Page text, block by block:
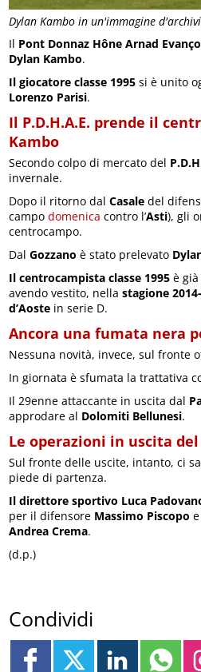
Dylan Kambo in un'immagine
Il Pont Donnaz Hône Arnad
Dylan Kambo.
Il giocatore classe 1995 si è unito
Lorenzo Parisi.
Il P.D.H.A.E. prende il
Kambo
Secondo colpo di mercato del
invernale.
Dopo il ritorno dalCasale del
campodomenica contro l’Asti), gli
centrocampo.
DalGozzano è stato prelevato
Il centrocampista classe 1995 è
avendo vestito, nellastagione
d’Aoste in serie D.
Ancora una fumata nera
Nessuna novità, invece, sul fronte
In giornata è sfumata la trattativa
Il 29enne attaccante in uscita dal
approdare al Dolomiti Bellunesi.
Le operazioni in uscita del
Sul fronte delle uscite, intanto, ci
piede di partenza.
Il direttore sportivo Luca
per il difensore Massimo Piscopo
Andrea Crema.
(d.p.)
Condividi